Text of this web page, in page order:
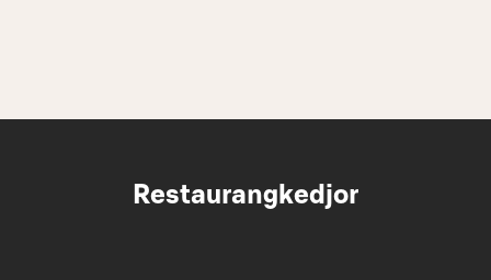
Restaurangkedjor